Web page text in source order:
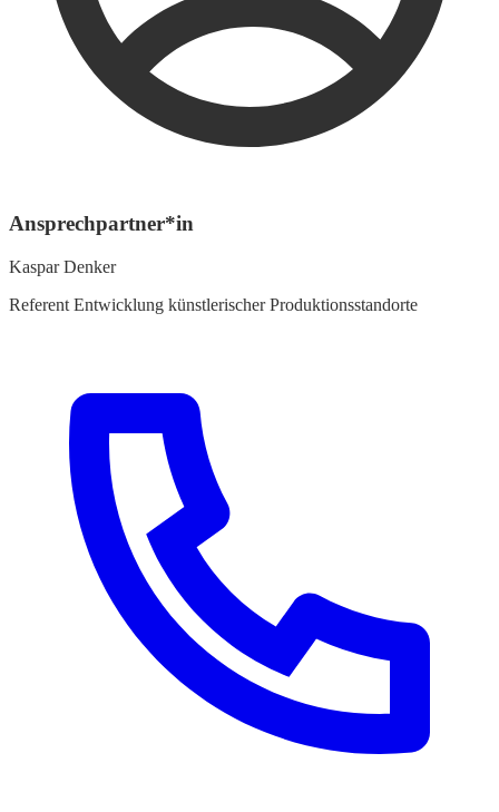
Ansprechpartner*in
Kaspar Denker
Referent Entwicklung künstlerischer Produktionsstandorte